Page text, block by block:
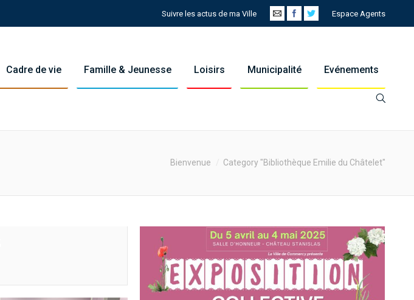
Suivre les actus de ma Ville Espace Agents
Cadre de vie Famille & Jeunesse Loisirs Municipalité Evénements
Bienvenue Category "Bibliothèque Emilie du Châtelet"